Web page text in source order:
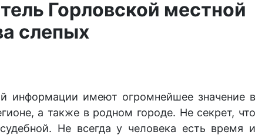
Горловской местной
слепых
информации имеют огромнейшее значение в
а также в родном городе. Не секрет, что
Не всегда у человека есть время и